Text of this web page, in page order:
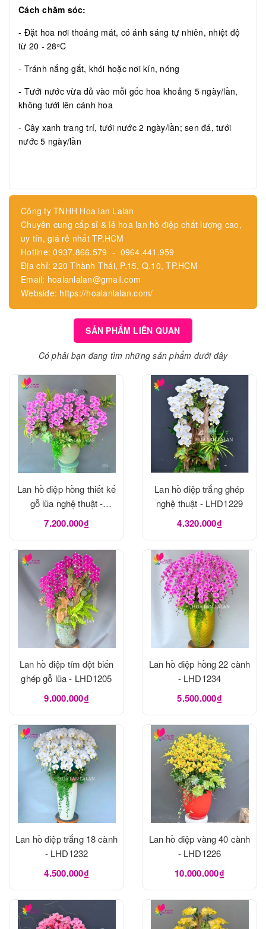
Cách chăm sóc:
- Đặt hoa nơi thoáng mát, có ánh sáng tự nhiên, nhiệt độ
từ 20 - 28oC
- Tránh nắng gắt, khói hoặc nơi kín, nóng
- Tưới nước vừa đủ vào mỗi gốc hoa khoảng 5 ngày/lần,
không tưới lên cánh hoa
- Cây xanh trang trí, tưới nước 2 ngày/lần; sen đá, tưới
nước 5 ngày/lần
Công ty TNHH Hoa lan Lalan
Chuyên cung cấp sỉ & lẻ hoa lan hồ điệp chất lượng cao,
uy tín, giá rẻ nhất TP.HCM
Hotline: 0937.866.579 - 0964.441.959
Địa chỉ: 220 Thành Thái, P.15, Q.10, TP.HCM
Email: hoalanlalan@gmail.com
Webside: https://hoalanlalan.com/
SẢN PHẨM LIÊN QUAN
Có phải bạn đang tìm những sản phẩm dưới đây
Lan hồ điệp hồng thiết kế
gỗ lũa nghệ thuật -
LHD1273
7.200.000₫
Lan hồ điệp trắng ghép
nghệ thuật - LHD1229
4.320.000₫
Lan hồ điệp tím đột biến
ghép gỗ lũa - LHD1205
9.000.000₫
Lan hồ điệp hồng 22 cành
- LHD1234
5.500.000₫
Lan hồ điệp trắng 18 cành
- LHD1232
4.500.000₫
Lan hồ điệp vàng 40 cành
- LHD1226
10.000.000₫